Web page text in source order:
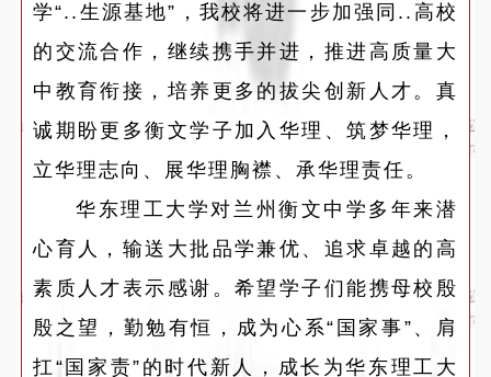
学“..生源基地”，我校将进一步加强同..高校
的交流合作，继续携手并进，推进高质量大
中教育衔接，培养更多的拔尖创新人才。真
诚期盼更多衡文学子加入华理、筑梦华理，
立华理志向、展华理胸襟、承华理责任。
华东理工大学对兰州衡文中学多年来潜
心育人，输送大批品学兼优、追求卓越的高
素质人才表示感谢。希望学子们能携母校殷
殷之望，勤勉有恒，成为心系“国家事”、肩
扛“国家责”的时代新人，成长为华东理工大